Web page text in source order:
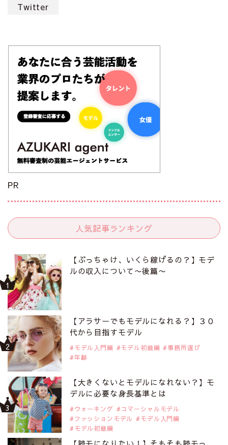
Twitter
PR
人気記事ランキング
【ぶっちゃけ、いくら稼げるの？】モデ
ルの収入について〜後篇〜
【アラサーでもモデルになれる？】３０
代から目指すモデル
モデル入門編 モデル初級編
事務所選び
年齢
【大きくないとモデルになれない？】モ
デルに必要な身長基準とは
ウォーキング
コマーシャルモデル
ファッションモデル
モデル入門編
モデル初級編